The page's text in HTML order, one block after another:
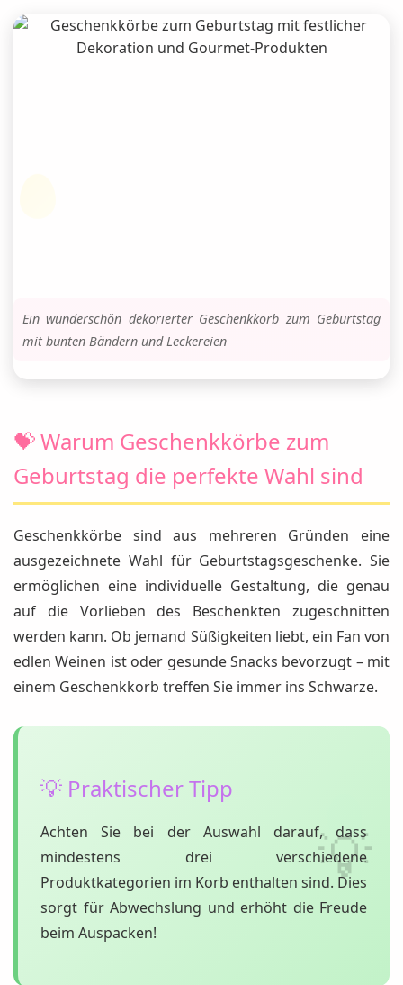
Ein wunderschön dekorierter Geschenkkorb zum Geburtstag
mit bunten Bändern und Leckereien
💝 Warum Geschenkkörbe zum
Geburtstag die perfekte Wahl sind
Geschenkkörbe sind aus mehreren Gründen eine
ausgezeichnete Wahl für Geburtstagsgeschenke. Sie
ermöglichen eine individuelle Gestaltung, die genau
auf die Vorlieben des Beschenkten zugeschnitten
werden kann. Ob jemand Süßigkeiten liebt, ein Fan von
edlen Weinen ist oder gesunde Snacks bevorzugt – mit
einem Geschenkkorb treffen Sie immer ins Schwarze.
💡 Praktischer Tipp
Achten Sie bei der Auswahl darauf, dass
mindestens drei verschiedene
Produktkategorien im Korb enthalten sind. Dies
sorgt für Abwechslung und erhöht die Freude
beim Auspacken!